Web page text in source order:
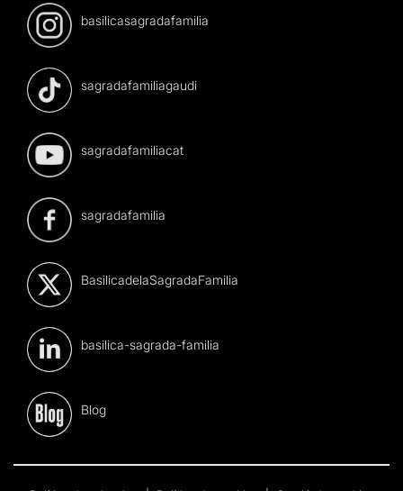
basilicasagradafamilia
sagradafamiliagaudi
sagradafamiliacat
sagradafamilia
BasilicadelaSagradaFamilia
basilica-sagrada-familia
Blog